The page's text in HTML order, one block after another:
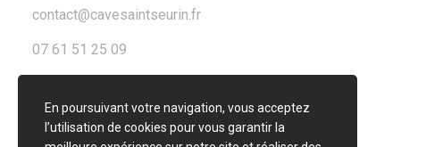
contact@cavesaintseurin.fr
07 61 51 25 09
En poursuivant votre navigation, vous acceptez
l’utilisation de cookies pour vous garantir la